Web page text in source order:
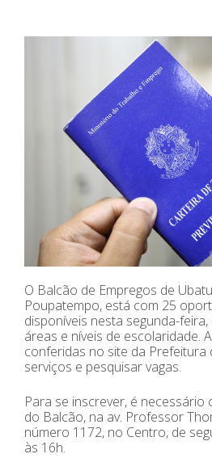
O Balcão de Empregos de
Poupatempo, está com 25
disponíveis nesta segunda-
áreas e níveis de escolaridade.
conferidas no site da Prefeitura
serviços e pesquisar vagas.
Para se inscrever, é necessário
do Balcão, na av. Professor
número 1172, no Centro, de
às 16h.